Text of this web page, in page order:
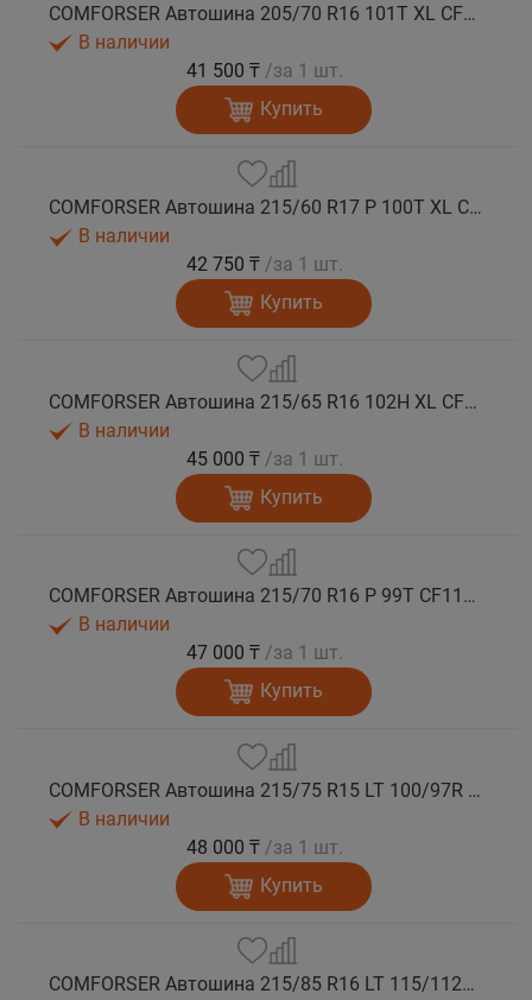
COMFORSER Автошина 205/70 R16 101T XL CF1100 RWL лето
В наличии
41 500 ₸ /за 1 шт.
Купить
COMFORSER Автошина 215/60 R17 P 100T XL CF1100 OWL лето
В наличии
42 750 ₸ /за 1 шт.
Купить
COMFORSER Автошина 215/65 R16 102H XL CF1100 RWL лето
В наличии
45 000 ₸ /за 1 шт.
Купить
COMFORSER Автошина 215/70 R16 P 99T CF1100 RWL лето
В наличии
47 000 ₸ /за 1 шт.
Купить
COMFORSER Автошина 215/75 R15 LT 100/97R CF1100 6PR RWL лето
В наличии
48 000 ₸ /за 1 шт.
Купить
COMFORSER Автошина 215/85 R16 LT 115/112R CF1100 10PR RWL лето